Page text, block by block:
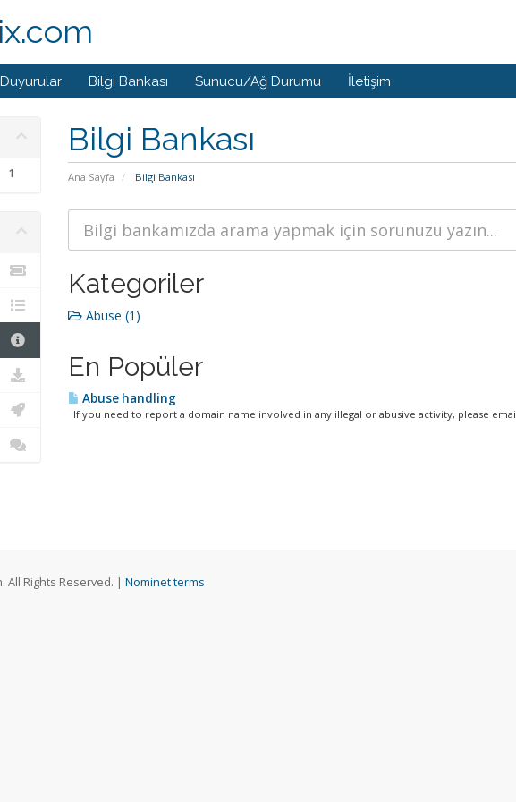
Duyurular Bilgi Bankası Sunucu/Ağ Durumu İletişim
Bilgi Bankası
Ana Sayfa Bilgi Bankası
1
Kategoriler
Abuse (1)
En Popüler
Abuse handling
If you need to report a domain name involved in any illegal or abusive activity, please
All Rights Reserved. | Nominet terms